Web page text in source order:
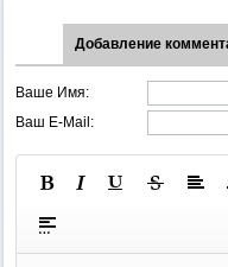
Добавление
Ваше Имя:
Ваш E-Mail: